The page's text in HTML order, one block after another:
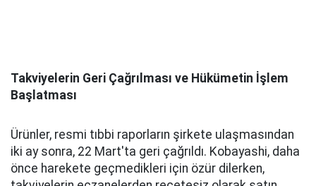
Takviyelerin Geri Çağrılması ve Hükümetin İşlem
Başlatması
Ürünler, resmi tıbbi raporların şirkete ulaşmasından
iki ay sonra, 22 Mart'ta geri çağrıldı. Kobayashi, daha
önce harekete geçmedikleri için özür dilerken,